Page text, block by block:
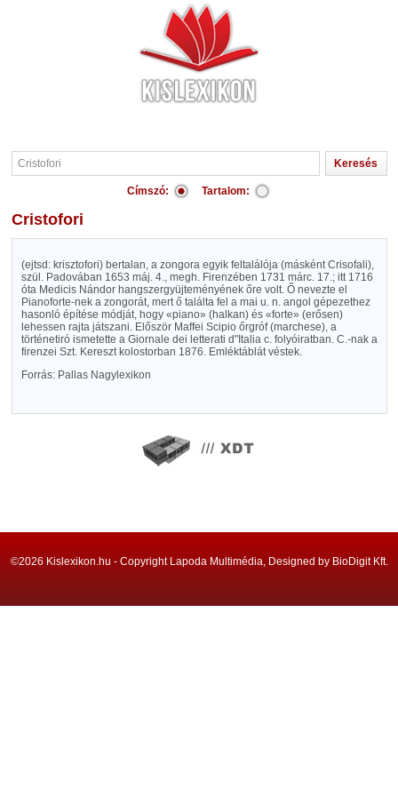
Címszó: Tartalom:
Cristofori
(ejtsd: krisztofori) bertalan, a zongora egyik feltalálója (másként Crisofali),
szül. Padovában 1653 máj. 4., megh. Firenzében 1731 márc. 17.; itt 1716
óta Medicis Nándor hangszergyüjteményének őre volt. Ő nevezte el
Pianoforte-nek a zongorát, mert ő találta fel a mai u. n. angol gépezethez
hasonló építése módját, hogy «piano» (halkan) és «forte» (erősen)
lehessen rajta játszani. Először Maffei Scipio őrgróf (marchese), a
történetiró ismetette a Giornale dei letterati d"Italia c. folyóiratban. C.-nak a
firenzei Szt. Kereszt kolostorban 1876. Emléktáblát véstek.
Forrás: Pallas Nagylexikon
©2026 Kislexikon.hu - Copyright Lapoda Multimédia, Designed by BioDigit Kft.